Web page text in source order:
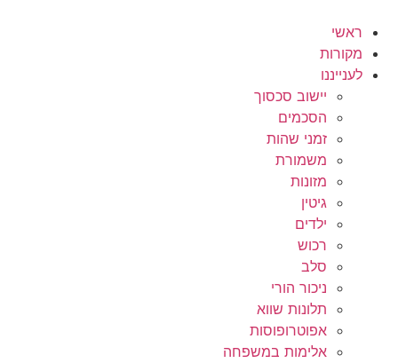
לתוכן
ראשי
מקורות
לענייננו
יישוב סכסוך
הסכמים
זמני שהות
משמורת
מזונות
גיטין
ילדים
רכוש
סלב
ניכור הורי
תלונות שווא
אפוטרופוסות
אלימות במשפחה